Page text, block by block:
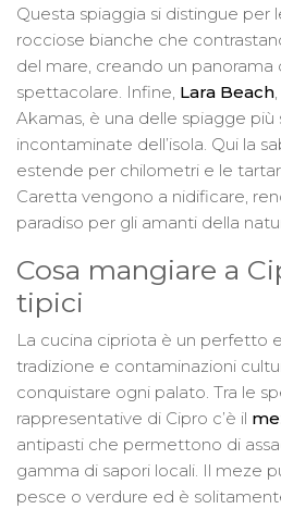
Questa spiaggia si distingue per
rocciose bianche che
del mare, creando un panorama
spettacolare. Infine, Lara Beach
Akamas, è una delle spiagge più
incontaminate dell’isola. Qui la
estende per chilometri e le
Caretta vengono a nidificare,
paradiso per gli amanti della
Cosa mangiare a
tipici
La cucina cipriota è un perfetto
tradizione e contaminazioni
conquistare ogni palato. Tra le
rappresentative di Cipro c’è il
antipasti che permettono di
gamma di sapori locali. Il meze
pesce o verdure ed è